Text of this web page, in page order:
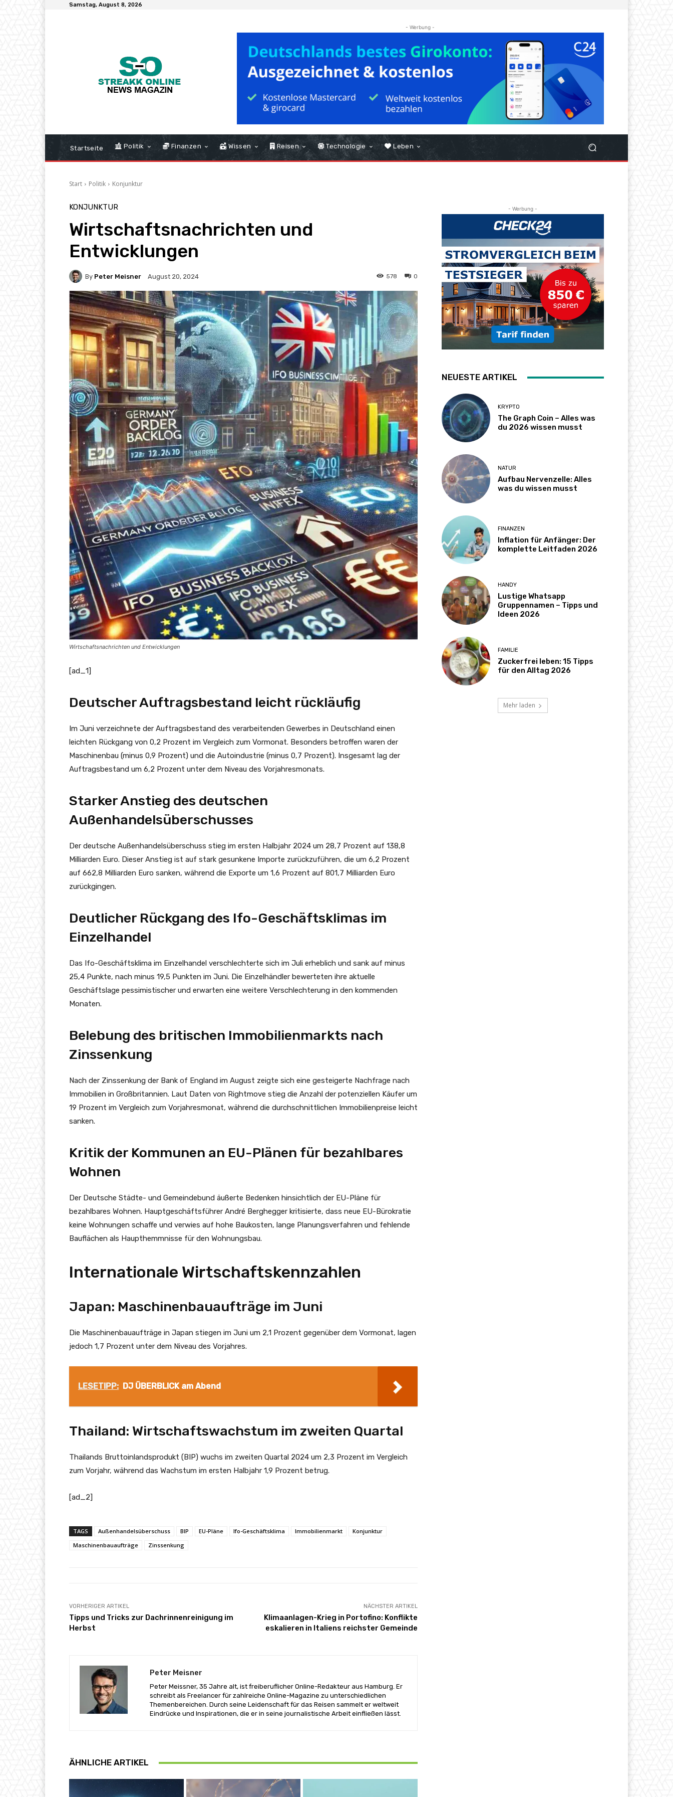
Samstag, August 8, 2026
- Werbung -
Startseite Politik Finanzen Wissen Reisen Technologie Leben
Start Politik Konjunktur
KONJUNKTUR
Wirtschaftsnachrichten und
Entwicklungen
By Peter Meisner August 20, 2024 0
578
Wirtschaftsnachrichten und Entwicklungen
[ad_1]
Deutscher Auftragsbestand leicht rückläufig
Im Juni verzeichnete der Auftragsbestand des verarbeitenden Gewerbes in Deutschland einen
leichten Rückgang von 0,2 Prozent im Vergleich zum Vormonat. Besonders betroffen waren der
Maschinenbau (minus 0,9 Prozent) und die Autoindustrie (minus 0,7 Prozent). Insgesamt lag der
Auftragsbestand um 6,2 Prozent unter dem Niveau des Vorjahresmonats.
Starker Anstieg des deutschen
Außenhandelsüberschusses
Der deutsche Außenhandelsüberschuss stieg im ersten Halbjahr 2024 um 28,7 Prozent auf 138,8
Milliarden Euro. Dieser Anstieg ist auf stark gesunkene Importe zurückzuführen, die um 6,2 Prozent
auf 662,8 Milliarden Euro sanken, während die Exporte um 1,6 Prozent auf 801,7 Milliarden Euro
zurückgingen.
Deutlicher Rückgang des Ifo-Geschäftsklimas im
Einzelhandel
Das Ifo-Geschäftsklima im Einzelhandel verschlechterte sich im Juli erheblich und sank auf minus
25,4 Punkte, nach minus 19,5 Punkten im Juni. Die Einzelhändler bewerteten ihre aktuelle
Geschäftslage pessimistischer und erwarten eine weitere Verschlechterung in den kommenden
Monaten.
Belebung des britischen Immobilienmarkts nach
Zinssenkung
Nach der Zinssenkung der Bank of England im August zeigte sich eine gesteigerte Nachfrage nach
Immobilien in Großbritannien. Laut Daten von Rightmove stieg die Anzahl der potenziellen Käufer um
19 Prozent im Vergleich zum Vorjahresmonat, während die durchschnittlichen Immobilienpreise leicht
sanken.
Kritik der Kommunen an EU-Plänen für bezahlbares
Wohnen
Der Deutsche Städte- und Gemeindebund äußerte Bedenken hinsichtlich der EU-Pläne für
bezahlbares Wohnen. Hauptgeschäftsführer André Berghegger kritisierte, dass neue EU-Bürokratie
keine Wohnungen schaffe und verwies auf hohe Baukosten, lange Planungsverfahren und fehlende
Bauflächen als Haupthemmnisse für den Wohnungsbau.
Internationale Wirtschaftskennzahlen
Japan: Maschinenbauaufträge im Juni
Die Maschinenbauaufträge in Japan stiegen im Juni um 2,1 Prozent gegenüber dem Vormonat, lagen
jedoch 1,7 Prozent unter dem Niveau des Vorjahres.
LESETIPP: DJ ÜBERBLICK am Abend
Thailand: Wirtschaftswachstum im zweiten Quartal
Thailands Bruttoinlandsprodukt (BIP) wuchs im zweiten Quartal 2024 um 2,3 Prozent im Vergleich
zum Vorjahr, während das Wachstum im ersten Halbjahr 1,9 Prozent betrug.
[ad_2]
TAGS Außenhandelsüberschuss BIP EU-Pläne Ifo-Geschäftsklima Immobilienmarkt
Konjunktur
Maschinenbauaufträge
Zinssenkung
VORHERIGER ARTIKEL
Tipps und Tricks zur Dachrinnenreinigung im
Herbst
NÄCHSTER ARTIKEL
Klimaanlagen-Krieg in Portofino: Konflikte
eskalieren in Italiens reichster Gemeinde
Peter Meisner
Peter Meissner, 35 Jahre alt, ist freiberuflicher Online-Redakteur aus Hamburg. Er
schreibt als Freelancer für zahlreiche Online-Magazine zu unterschiedlichen
Themenbereichen. Durch seine Leidenschaft für das Reisen sammelt er weltweit
Eindrücke und Inspirationen, die er in seine journalistische Arbeit einfließen lässt.
ÄHNLICHE ARTIKEL
- Werbung -
NEUESTE ARTIKEL
KRYPTO
The Graph Coin – Alles was
du 2026 wissen musst
NATUR
Aufbau Nervenzelle: Alles
was du wissen musst
FINANZEN
Inflation für Anfänger: Der
komplette Leitfaden 2026
HANDY
Lustige Whatsapp
Gruppennamen – Tipps und
Ideen 2026
FAMILIE
Zuckerfrei leben: 15 Tipps
für den Alltag 2026
Mehr laden